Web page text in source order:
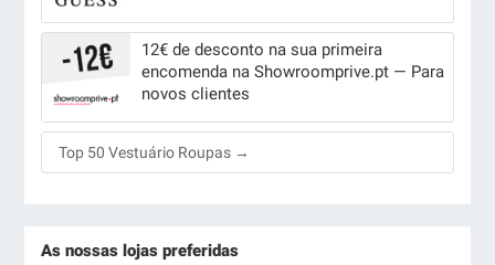
12€ de desconto na sua primeira
encomenda na Showroomprive.pt — Para
novos clientes
Top 50 Vestuário Roupas →
As nossas lojas preferidas